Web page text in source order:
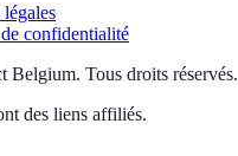
confidentialité
Belgium. Tous droits réservés.
des liens affiliés.